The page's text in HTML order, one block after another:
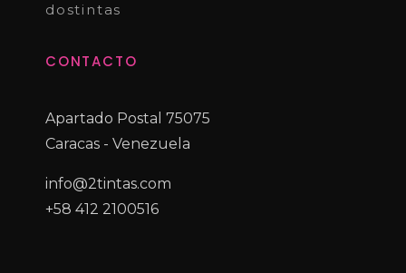
dostintas
CONTACTO
Apartado Postal 75075
Caracas - Venezuela
info@2tintas.com
+58 412 2100516